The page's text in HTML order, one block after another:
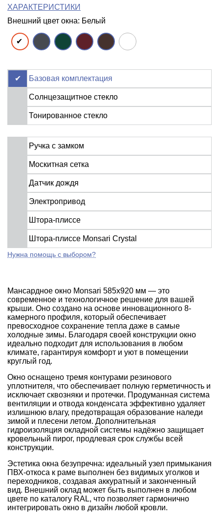
ХАРАКТЕРИСТИКИ
Внешний цвет окна: Белый
Базовая комплектация
Солнцезащитное стекло
Тонированное стекло
Ручка с замком
Москитная сетка
Датчик дождя
Электропривод
Штора-плиссе
Штора-плиссе Monsari Crystal
Нужна помощь с выбором?
Мансардное окно Monsari 585х920 мм — это
современное и технологичное решение для вашей
крыши. Оно создано на основе инновационного 8-
камерного профиля, который обеспечивает
превосходное сохранение тепла даже в самые
холодные зимы. Благодаря своей конструкции окно
идеально подходит для использования в любом
климате, гарантируя комфорт и уют в помещении
круглый год.
Окно оснащено тремя контурами резинового
уплотнителя, что обеспечивает полную герметичность и
исключает сквозняки и протечки. Продуманная система
вентиляции и отвода конденсата эффективно удаляет
излишнюю влагу, предотвращая образование наледи
зимой и плесени летом. Дополнительная
гидроизоляция окладной системы надёжно защищает
кровельный пирог, продлевая срок службы всей
конструкции.
Эстетика окна безупречна: идеальный узел примыкания
ПВХ-откоса к раме выполнен без видимых уголков и
переходников, создавая аккуратный и законченный
вид. Внешний оклад может быть выполнен в любом
цвете по каталогу RAL, что позволяет гармонично
интегрировать окно в дизайн любой кровли.